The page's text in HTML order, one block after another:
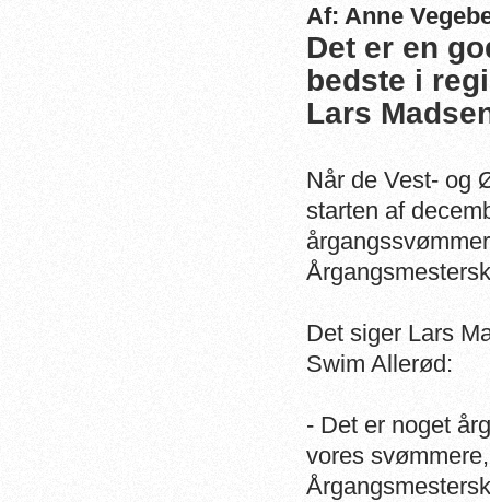
Af: Anne
Det er en
bedste i
Lars
Når de Vest- og
starten af
Det siger Lars
Swim Allerød:
- Det er noget
vores